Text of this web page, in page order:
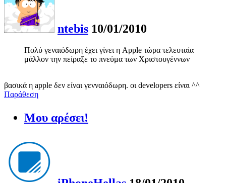
ntebis 10/01/2010
Πολύ γεναιόδωρη έχει γίνει η Apple τώρα τελευταία
μάλλον την πείραξε το πνεύμα των Χριστουγέννων
βασικά η apple δεν είναι γενναιόδωρη. οι developers είναι ^^
Παράθεση
Μου αρέσει!